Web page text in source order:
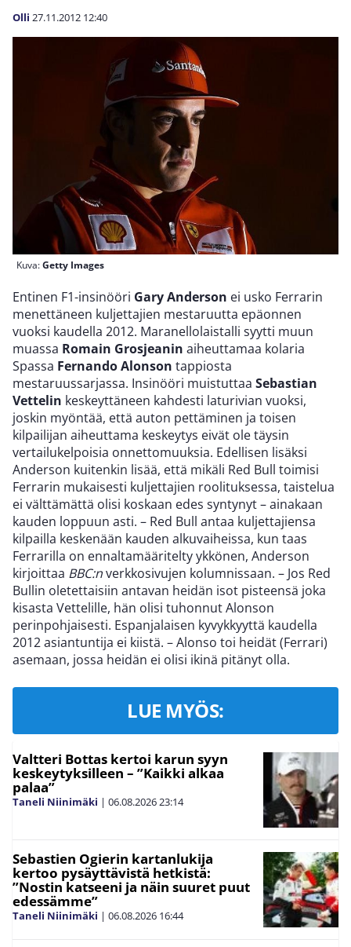
Olli 27.11.2012 12:40
Kuva:Getty Images
Entinen F1-insinööri Gary Anderson ei usko Ferrarin
menettäneen kuljettajien mestaruutta epäonnen
vuoksi kaudella 2012. Maranellolaistalli syytti muun
muassa Romain Grosjeanin aiheuttamaa kolaria
Spassa Fernando Alonson tappiosta
mestaruussarjassa. Insinööri muistuttaa Sebastian
Vettelin keskeyttäneen kahdesti laturivian vuoksi,
joskin myöntää, että auton pettäminen ja toisen
kilpailijan aiheuttama keskeytys eivät ole täysin
vertailukelpoisia onnettomuuksia. Edellisen lisäksi
Anderson kuitenkin lisää, että mikäli Red Bull toimisi
Ferrarin mukaisesti kuljettajien roolituksessa, taistelua
ei välttämättä olisi koskaan edes syntynyt – ainakaan
kauden loppuun asti. – Red Bull antaa kuljettajiensa
kilpailla keskenään kauden alkuvaiheissa, kun taas
Ferrarilla on ennaltamääritelty ykkönen, Anderson
kirjoittaa BBC:nverkkosivujen kolumnissaan. – Jos Red
Bullin oletettaisiin antavan heidän isot pisteensä joka
kisasta Vettelille, hän olisi tuhonnut Alonson
perinpohjaisesti. Espanjalaisen kyvykkyyttä kaudella
2012 asiantuntija ei kiistä. – Alonso toi heidät (Ferrari)
asemaan, jossa heidän ei olisi ikinä pitänyt olla.
LUE MYÖS:
Valtteri Bottas kertoi karun syyn
keskeytyksilleen – ”Kaikki alkaa
palaa”
Taneli Niinimäki | 06.08.202623:14
Sebastien Ogierin kartanlukija
kertoo pysäyttävistä hetkistä:
”Nostin katseeni ja näin suuret puut
edessämme”
Taneli Niinimäki | 06.08.2026 16:44